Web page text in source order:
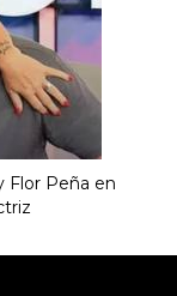
Flor Peña en